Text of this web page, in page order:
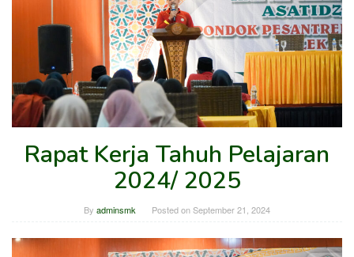
Rapat Kerja Tahuh Pelajaran
2024/ 2025
By adminsmk Posted onSeptember 21, 2024